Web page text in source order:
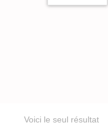
Voici le seul résultat